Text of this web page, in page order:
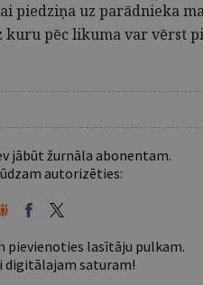
piedziņa uz parādnieka
kuru pēc likuma var vērst
jābūt žurnāla abonentam.
autorizēties:
pievienoties lasītāju pulkam.
digitālajam saturam!